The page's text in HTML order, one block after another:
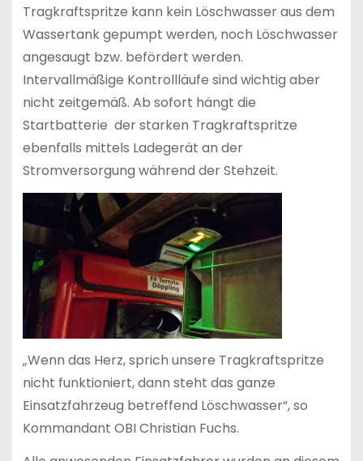
Tragkraftspritze kann kein Löschwasser aus dem
Wassertank gepumpt werden, noch Löschwasser
angesaugt bzw. befördert werden.
Intervallmäßige Kontrollläufe sind wichtig aber
nicht zeitgemäß. Ab sofort hängt die
Startbatterie der starken Tragkraftspritze
ebenfalls mittels Ladegerät an der
Stromversorgung während der Stehzeit.
„Wenn das Herz, sprich unsere Tragkraftspritze
nicht funktioniert, dann steht das ganze
Einsatzfahrzeug betreffend Löschwasser“, so
Kommandant OBI Christian Fuchs.